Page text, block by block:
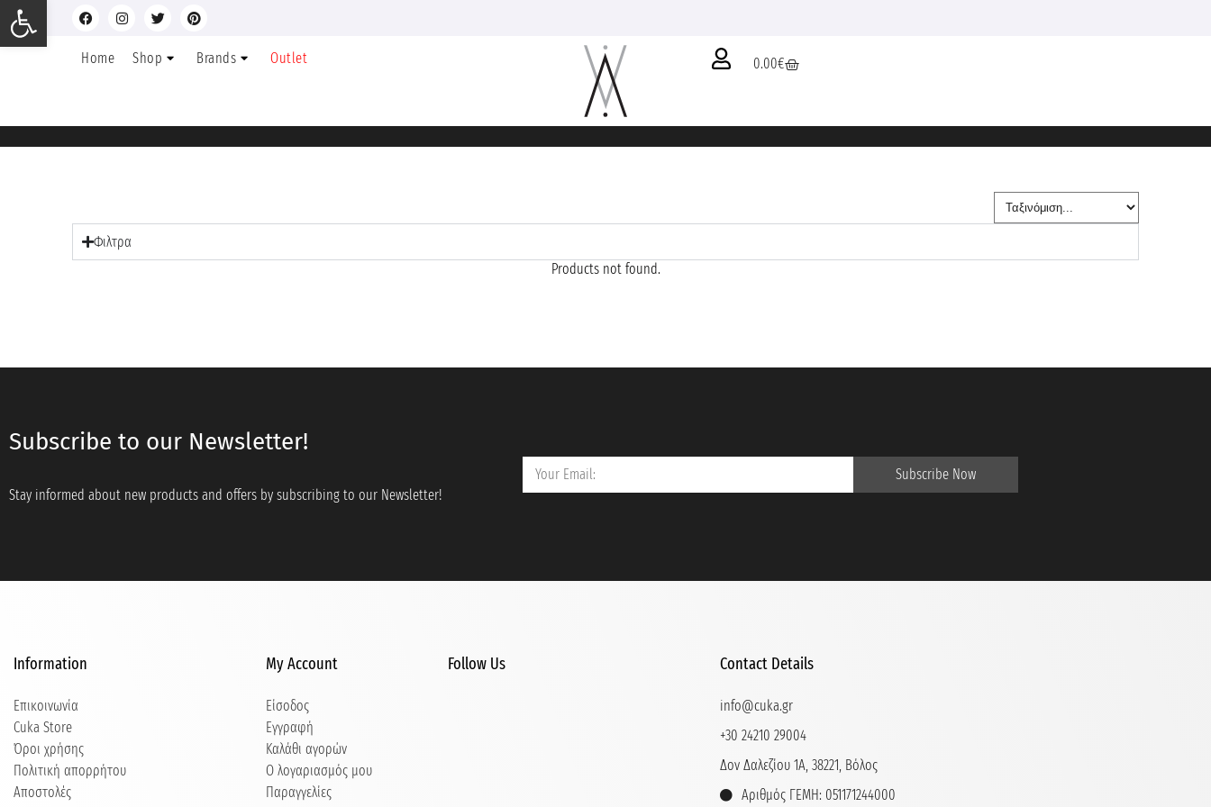
Home Shop Brands Outlet 0.00€
Φιλτρα
Products not found.
Subscribe to our Newsletter!
Stay informed about new products and offers by subscribing to our Newsletter!
Subscribe Now
Information
Επικοινωνία
Cuka Store
Όροι χρήσης
Πολιτική απορρήτου
Αποστολές
My Account
Είσοδος
Εγγραφή
Καλάθι αγορών
Ο λογαριασμός μου
Παραγγελίες
Follow Us Contact Details
info@cuka.gr
+30 24210 29004
Δον Δαλεζίου 1Α, 38221, Βόλος
Αριθμός ΓΕΜΗ: 051171244000
Ανοίξτε τη γραμμή εργαλείων